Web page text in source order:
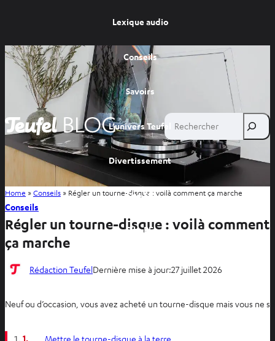
Lexique audio
Conseils
Savoirs
L’univers Teufel
Divertissement
Site FR
Site BE
Rechercher
Home »Conseils » Régler un tourne-disque : voilà comment ça marche
Conseils
Régler un tourne-disque : voilà comment
ça marche
Rédaction TeufelDernière mise à jour:27 juillet 2026
Neuf ou d’occasion, vous avez acheté un tourne-disque mais vous
1. Mettre le tourne-disque à la terre